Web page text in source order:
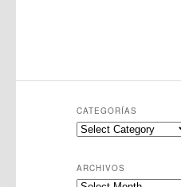
CATEGORÍAS
Categorías
ARCHIVOS